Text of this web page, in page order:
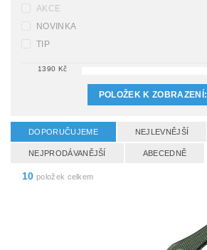
AKCE
NOVINKA
TIP
1390 Kč
POLOŽEK K ZOBRAZENÍ:
DOPORUČUJEME NEJLEVNĚJŠÍ
NEJPRODÁVANĚJŠÍ ABECEDNĚ
10 položek celkem